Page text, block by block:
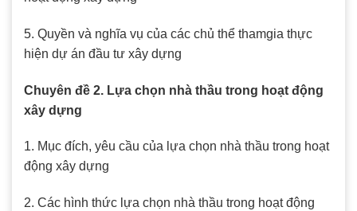
5. Quyền và nghĩa vụ của các chủ thể thamgia thực
hiện dự án đầu tư xây dựng
Chuyên đề 2. Lựa chọn nhà thầu trong hoạt động
xây dựng
1. Mục đích, yêu cầu của lựa chọn nhà thầu trong hoạt
động xây dựng
2. Các hình thức lựa chọn nhà thầu trong hoạt động